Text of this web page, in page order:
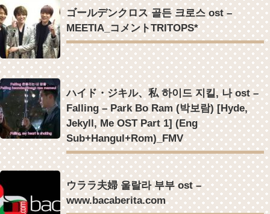
ゴールデンクロス 골든 크로스 ost –
MEETIA_コメントTRITOPS*
ハイド・ジキル、私 하이드 지킬, 나 ost –
Falling – Park Bo Ram (박보람) [Hyde,
Jekyll, Me OST Part 1] (Eng
Sub+Hangul+Rom)_FMV
ウララ夫婦 울랄라 부부 ost –
www.bacaberita.com